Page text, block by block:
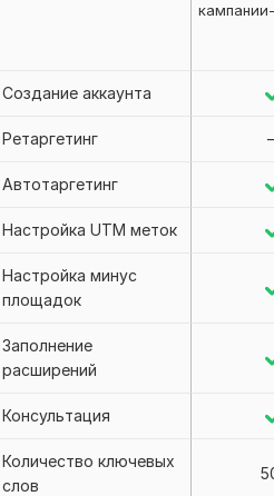
Создание аккаунта
Ретаргетинг
Автотаргетинг
Настройка UTM меток
Настройка минус
площадок
Заполнение
расширений
Консультация
Количество ключевых
слов